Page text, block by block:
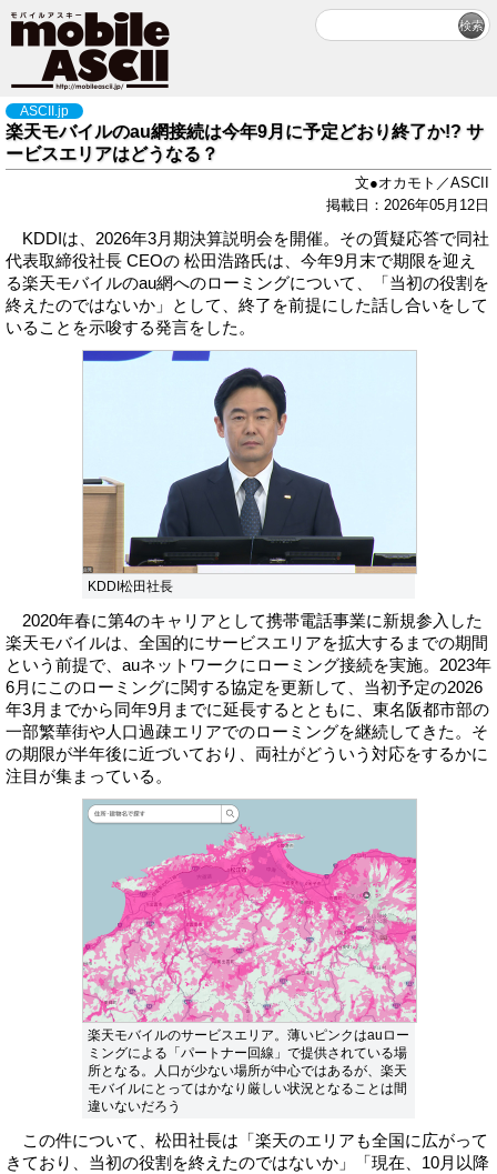
ASCII.jp
楽天モバイルのau網接続は今年9月に予定どおり終了か!? サ
ービスエリアはどうなる？
文●オカモト／ASCII
掲載日：2026年05月12日
KDDIは、2026年3月期決算説明会を開催。その質疑応答で同社
代表取締役社長 CEOの 松田浩路氏は、今年9月末で期限を迎え
る楽天モバイルのau網へのローミングについて、「当初の役割を
終えたのではないか」として、終了を前提にした話し合いをして
いることを示唆する発言をした。
KDDI松田社長
2020年春に第4のキャリアとして携帯電話事業に新規参入した
楽天モバイルは、全国的にサービスエリアを拡大するまでの期間
という前提で、auネットワークにローミング接続を実施。2023年
6月にこのローミングに関する協定を更新して、当初予定の2026
年3月までから同年9月までに延長するとともに、東名阪都市部の
一部繁華街や人口過疎エリアでのローミングを継続してきた。そ
の期限が半年後に近づいており、両社がどういう対応をするかに
注目が集まっている。
楽天モバイルのサービスエリア。薄いピンクはauロー
ミングによる「パートナー回線」で提供されている場
所となる。人口が少ない場所が中心ではあるが、楽天
モバイルにとってはかなり厳しい状況となることは間
違いないだろう
この件について、松田社長は「楽天のエリアも全国に広がって
きており、当初の役割を終えたのではないか」「現在、10月以降